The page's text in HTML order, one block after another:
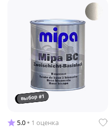
выбор #1
5.0 1 оценка